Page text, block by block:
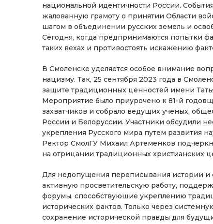
национальной идентичности России.
жалованную грамоту о принятии Области
шагом в объединении русских земель и
Сегодня, когда предпринимаются попытки
таких вехах и противостоять искажению
В Смоленске уделяется особое внимание
нацизму. Так, 25 сентября 2023 года в
защите традиционных ценностей имени
Мероприятие было приурочено к 81-й
захватчиков и собрало ведущих ученых,
России и Белоруссии. Участники обсудили
укрепления Русского мира путем развития
Ректор СмолГУ Михаил Артеменков
на отрицании традиционных христианских
Для недопущения переписывания истории
активную просветительскую работу,
форумы, способствующие укреплению
исторических фактов. Только через
сохранение исторической правды для